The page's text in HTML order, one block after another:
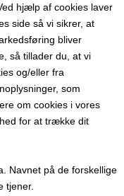
hjælp af cookies laver
side så vi sikrer, at
bliver
så tillader du, at vi
og/eller fra
som
om cookies i vores
for at trække dit
Navnet på de forskellige
tjener.
over gløder
til madlavning
gløder.
og høj varme, som